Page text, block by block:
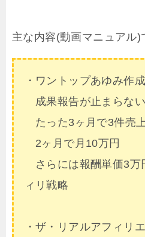
主な内容(動画マニュアル)
・ワントップあゆみ作成
成果報告が止まらない
たった3ヶ月で3件売上
2ヶ月で月10万円
さらには報酬単価3万
ィリ戦略
・ ザ・リアルアフィリ